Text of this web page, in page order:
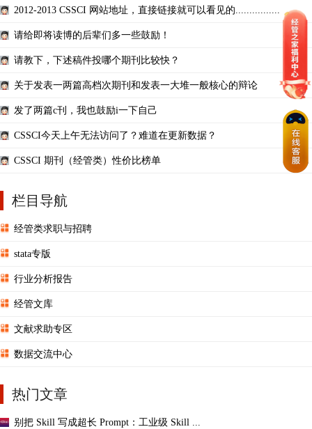
2012-2013 CSSCI 网站地址，直接链接就可以看见的................
请给即将读博的后辈们多一些鼓励！
请教下，下述稿件投哪个期刊比较快？
关于发表一两篇高档次期刊和发表一大堆一般核心的辩论
发了两篇c刊，我也鼓励i一下自己
CSSCI今天上午无法访问了？难道在更新数据？
CSSCI 期刊（经管类）性价比榜单
栏目导航
经管类求职与招聘
stata专版
行业分析报告
经管文库
文献求助专区
数据交流中心
热门文章
别把 Skill 写成超长 Prompt：工业级 Skill ...